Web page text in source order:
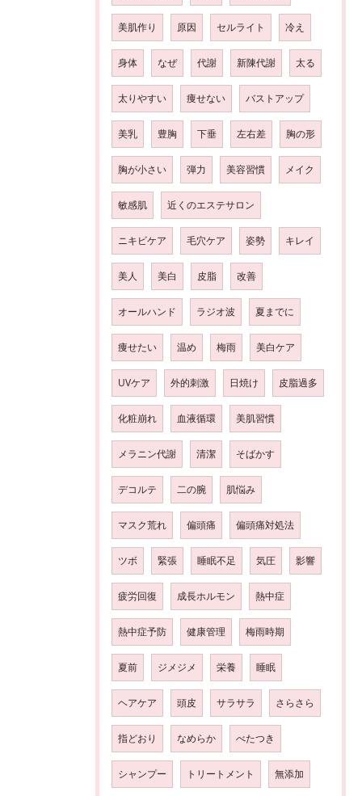
美肌作り 原因 セルライト 冷え
身体 なぜ 代謝 新陳代謝 太る
太りやすい 痩せない バストアップ
美乳 豊胸 下垂 左右差 胸の形
胸が小さい 弾力 美容習慣 メイク
敏感肌 近くのエステサロン
ニキビケア 毛穴ケア 姿勢 キレイ
美人 美白 皮脂 改善
オールハンド ラジオ波 夏までに
痩せたい 温め 梅雨 美白ケア
UVケア 外的刺激 日焼け 皮脂過多
化粧崩れ 血液循環 美肌習慣
メラニン代謝 清潔 そばかす
デコルテ 二の腕 肌悩み
マスク荒れ 偏頭痛 偏頭痛対処法
ツボ 緊張 睡眠不足 気圧 影響
疲労回復 成長ホルモン 熱中症
熱中症予防 健康管理 梅雨時期
夏前 ジメジメ 栄養 睡眠
ヘアケア 頭皮 サラサラ さらさら
指どおり なめらか べたつき
シャンプー トリートメント 無添加